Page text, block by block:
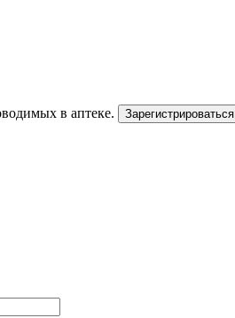
в аптеке. Зарегистрироваться